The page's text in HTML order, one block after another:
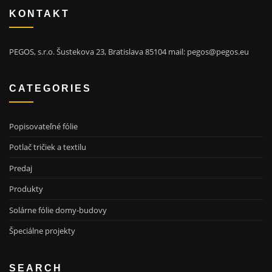
KONTAKT
PEGOS, s.r.o. Šustekova 23, Bratislava 85104 mail: pegos@pegos.eu
CATEGORIES
Popisovateľné fólie
Potlač tričiek a textilu
Predaj
Produkty
Solárne fólie domy-budovy
Špeciálne projekty
SEARCH